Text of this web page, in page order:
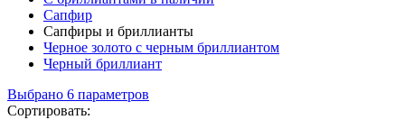
Сапфир
Сапфиры и бриллианты
Черное золото с черным бриллиантом
Черный бриллиант
Выбрано 6 параметров
Сортировать: